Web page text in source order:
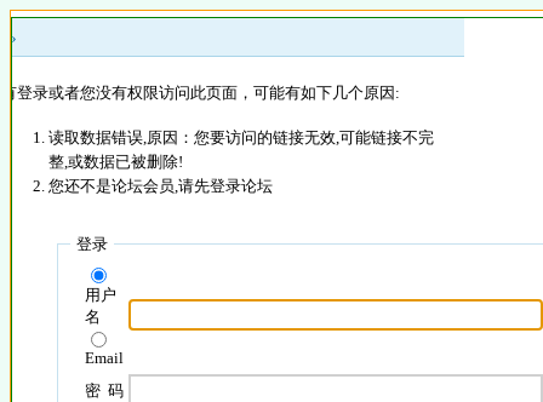
»
登录或者您没有权限访问此页面，可能有如下几个原因:
读取数据错误,原因：您要访问的链接无效,可能链接不完
整,或数据已被删除!
您还不是论坛会员,请先登录论坛
登录
用户
名
Email
密 码